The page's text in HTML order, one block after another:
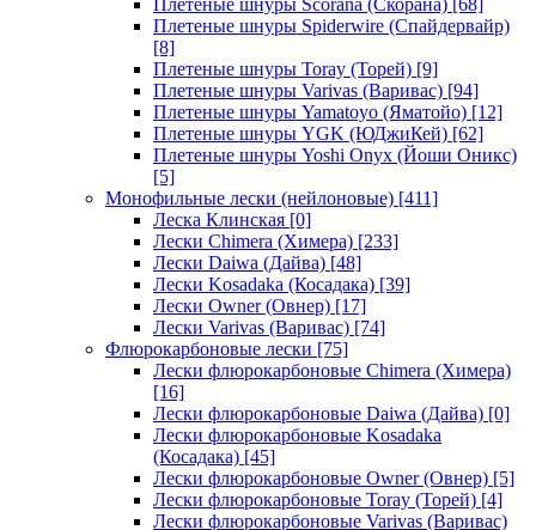
Плетеные шнуры Scorana (Скорана) [68]
Плетеные шнуры Spiderwire (Спайдервайр)
[8]
Плетеные шнуры Toray (Торей) [9]
Плетеные шнуры Varivas (Варивас) [94]
Плетеные шнуры Yamatoyo (Яматойо) [12]
Плетеные шнуры YGK (ЮДжиКей) [62]
Плетеные шнуры Yoshi Onyx (Йоши Оникс)
[5]
Монофильные лески (нейлоновые) [411]
Леска Клинская [0]
Лески Chimera (Химера) [233]
Лески Daiwa (Дайва) [48]
Лески Kosadaka (Косадака) [39]
Лески Owner (Овнер) [17]
Лески Varivas (Варивас) [74]
Флюрокарбоновые лески [75]
Лески флюрокарбоновые Chimera (Химера)
[16]
Лески флюрокарбоновые Daiwa (Дайва) [0]
Лески флюрокарбоновые Kosadaka
(Косадака) [45]
Лески флюрокарбоновые Owner (Овнер) [5]
Лески флюрокарбоновые Toray (Торей) [4]
Лески флюрокарбоновые Varivas (Варивас)